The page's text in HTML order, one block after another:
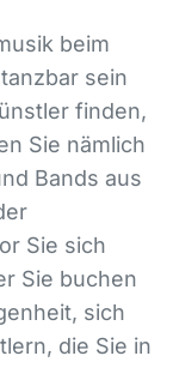
beim
sein
finden,
Sie nämlich
Bands aus
Sie sich
Sie buchen
sich
die Sie in